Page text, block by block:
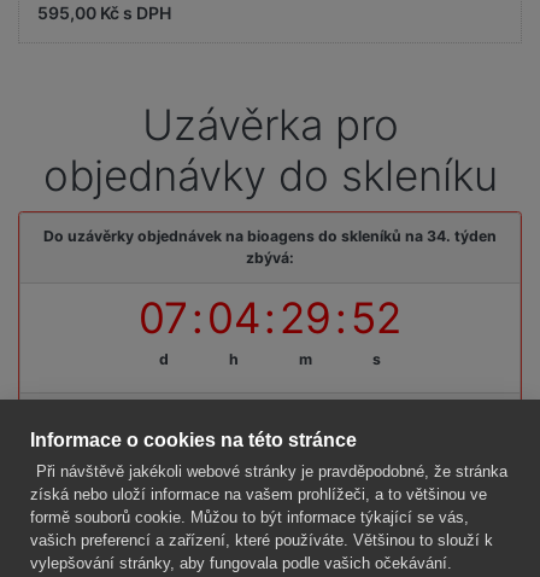
595,00 Kč s DPH
Uzávěrka pro
objednávky do skleníku
Do uzávěrky objednávek na bioagens do skleníků na 34. týden
zbývá:
07
d
:04
h
:29
m
:52
s
Firma
Vše o nákupu
Informace o cookies na této stránce
Při návštěvě jakékoli webové stránky je pravděpodobné, že stránka
získá nebo uloží informace na vašem prohlížeči, a to většinou ve
formě souborů cookie. Můžou to být informace týkající se vás,
vašich preferencí a zařízení, které používáte. Většinou to slouží k
vylepšování stránky, aby fungovala podle vašich očekávání.